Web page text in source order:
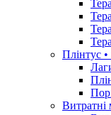
Плінтус
Витратні